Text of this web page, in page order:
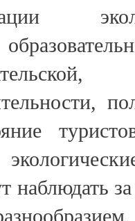
эколого-
наблюдать